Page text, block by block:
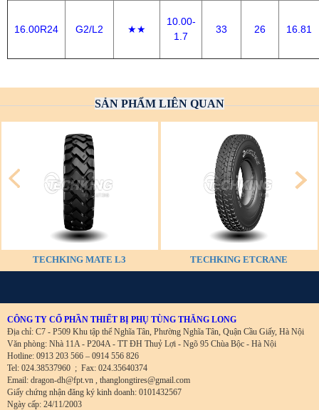
16.00R24 G2/L2 ★★
10.00-
1.7
33 26 16.81
SẢN PHẨM LIÊN QUAN
TECHKING MATE L3 TECHKING ETCRANE
CÔNG TY CỔ PHẦN THIẾT BỊ PHỤ TÙNG THĂNG LONG
Địa chỉ: C7 - P509 Khu tập thể Nghĩa Tân, Phường Nghĩa Tân, Quận Cầu Giấy, Hà Nội
Văn phòng: Nhà 11A - P204A - TT ĐH Thuỷ Lợi - Ngõ 95 Chùa Bộc - Hà Nội
Hotline: 0913 203 566 – 0914 556 826
Tel: 024.38537960 ; Fax: 024.35640374
Email: dragon-dh@fpt.vn , thanglongtires@gmail.com
Giấy chứng nhận đăng ký kinh doanh: 0101432567
Ngày cấp: 24/11/2003